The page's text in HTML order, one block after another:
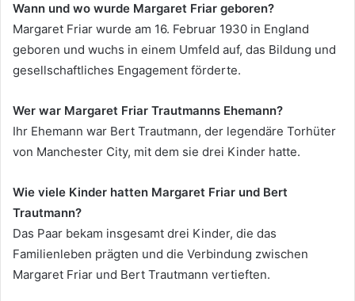
Wann und wo wurde Margaret Friar geboren?
Margaret Friar wurde am 16. Februar 1930 in England
geboren und wuchs in einem Umfeld auf, das Bildung und
gesellschaftliches Engagement förderte.
Wer war Margaret Friar Trautmanns Ehemann?
Ihr Ehemann war Bert Trautmann, der legendäre Torhüter
von Manchester City, mit dem sie drei Kinder hatte.
Wie viele Kinder hatten Margaret Friar und Bert
Trautmann?
Das Paar bekam insgesamt drei Kinder, die das
Familienleben prägten und die Verbindung zwischen
Margaret Friar und Bert Trautmann vertieften.